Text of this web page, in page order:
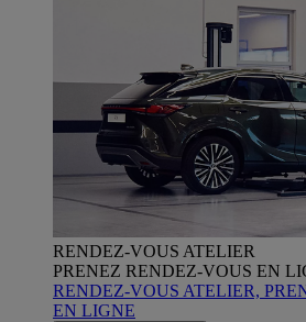
RENDEZ-VOUS ATELIER
PRENEZ RENDEZ-VOUS EN
RENDEZ-VOUS ATELIER,
EN LIGNE